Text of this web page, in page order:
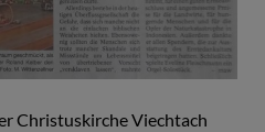
Christuskirche Viechtach